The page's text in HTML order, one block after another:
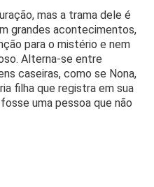
mas a trama dele é
grandes acontecimentos,
para o mistério e nem
Alterna-se entre
caseiras, como se Nona,
filha que registra em sua
uma pessoa que não